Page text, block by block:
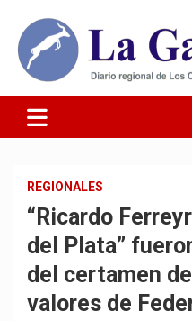
contenido
Diario La
REGIONALES
“Ricardo
del Plata”
del certamen
valores de